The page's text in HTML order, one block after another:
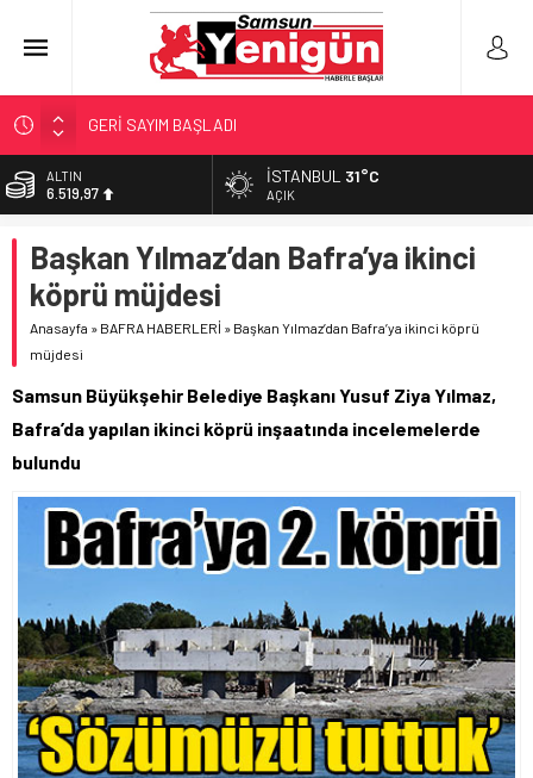
GERİ SAYIM BAŞLADI
SAMSUNSPOR’DA HEDEF 5’İNCİLİK!
‘BAFRA’YA YATIRIM YAPIN!’
YÖNETİCİ SEÇERKEN YAPILAN EN BÜYÜK HATALAR
ALTIN
6.519,97
13.798,82
DOLAR
47,7025
EURO
İSTANBUL 31°C
AÇIK
Başkan Yılmaz’dan Bafra’ya ikinci
köprü müjdesi
Anasayfa » BAFRA HABERLERİ » Başkan Yılmaz’dan Bafra’ya ikinci köprü
müjdesi
Samsun Büyükşehir Belediye Başkanı Yusuf Ziya Yılmaz,
Bafra’da yapılan ikinci köprü inşaatında incelemelerde
bulundu